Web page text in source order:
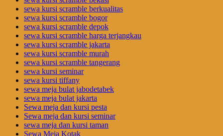
sewa kursi scramble berkualitas
sewa kursi scramble bogor
sewa kursi scramble depok
sewa kursi scramble harga terjangkau
sewa kursi scramble jakarta
sewa kursi scramble murah
sewa kursi scramble tangerang
sewa kursi seminar
sewa kursi tiffany
sewa meja bulat jabodetabek
sewa meja bulat jakarta
Sewa meja dan kursi pesta
Sewa meja dan kursi seminar
sewa meja dan kursi taman
Sewa Meja Kotak